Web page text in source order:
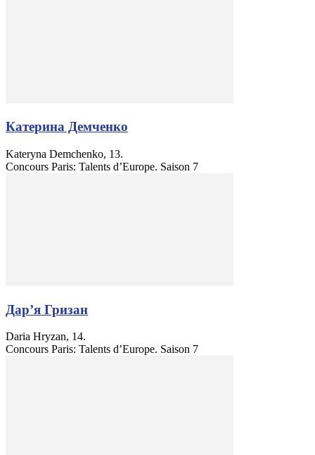
Катерина Демченко
Kateryna Demchenko, 13.
Concours Paris: Talents d’Europe. Saison 7
Дар’я Гризан
Daria Hryzan, 14.
Concours Paris: Talents d’Europe. Saison 7